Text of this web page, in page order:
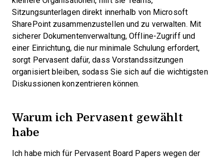
Sitzungsunterlagen direkt innerhalb von Microsoft
SharePoint zusammenzustellen und zu verwalten. Mit
sicherer Dokumentenverwaltung, Offline-Zugriff und
einer Einrichtung, die nur minimale Schulung erfordert,
sorgt Pervasent dafür, dass Vorstandssitzungen
organisiert bleiben, sodass Sie sich auf die wichtigsten
Diskussionen konzentrieren können.
Warum ich Pervasent gewählt
habe
Ich habe mich für Pervasent Board Papers wegen der